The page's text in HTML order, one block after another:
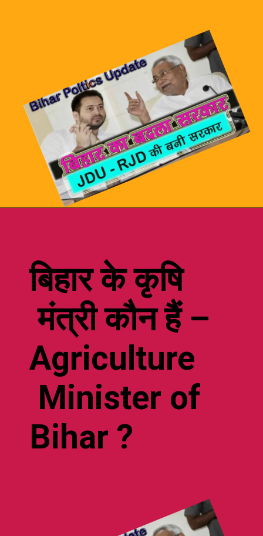
बिहार केकृषि
मंत्री कौन हैं –
Agriculture
Minister of
Bihar ?